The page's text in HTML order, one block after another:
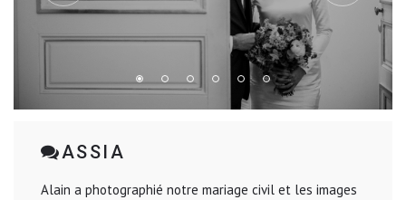
ASSIA
Alain a photographié notre mariage civil et les images